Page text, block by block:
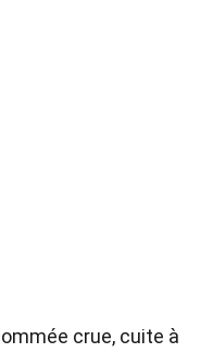
crue, cuite à